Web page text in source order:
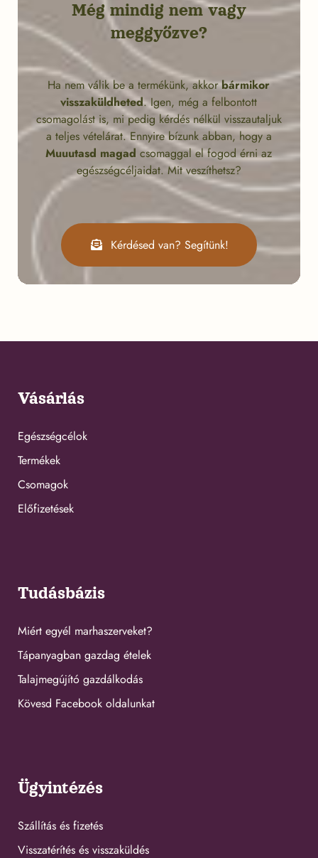
Még mindig nem vagy
meggyőzve?
Ha nem válik be a termékünk, akkorbármikor
visszaküldheted. Igen, még a felbontott
csomagolást is, mi pedig kérdés nélkül visszautaljuk
a teljes vételárat. Ennyire bízunk abban, hogy a
Muuutasd magad csomaggal el fogod érni az
egészségcéljaidat. Mit veszíthetsz?
Kérdésed van? Segítünk!
Vásárlás
Egészségcélok
Termékek
Csomagok
Előfizetések
Tudásbázis
Miért egyél marhaszerveket?
Tápanyagban gazdag ételek
Talajmegújító gazdálkodás
Kövesd Facebook oldalunkat
Ügyintézés
Szállítás és fizetés
Visszatérítés és visszaküldés